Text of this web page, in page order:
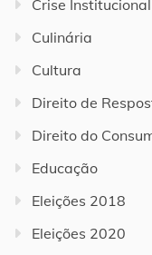
Crise Institucional
Culinária
Cultura
Direito de
Direito do
Educação
Eleições 2018
Eleições 2020